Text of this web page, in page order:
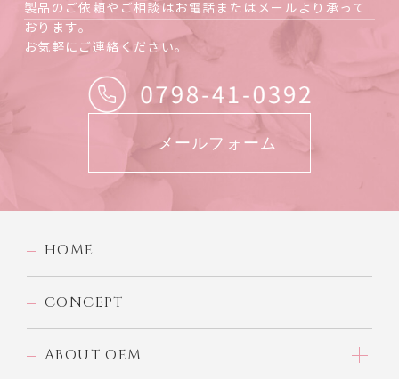
製品のご依頼やご相談はお電話またはメールより承って
おります。
お気軽にご連絡ください。
メールフォーム
HOME
CONCEPT
ABOUT OEM